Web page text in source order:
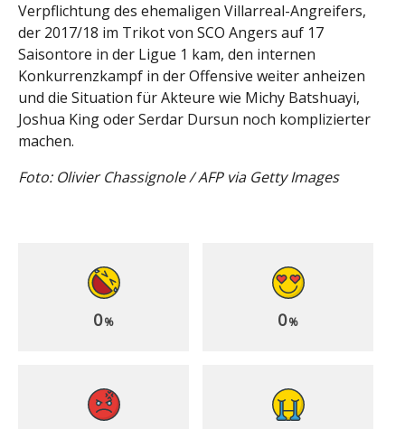
Verpflichtung des ehemaligen Villarreal-Angreifers,
der 2017/18 im Trikot von SCO Angers auf 17
Saisontore in der Ligue 1 kam, den internen
Konkurrenzkampf in der Offensive weiter anheizen
und die Situation für Akteure wie Michy Batshuayi,
Joshua King oder Serdar Dursun noch komplizierter
machen.
Foto: Olivier Chassignole / AFP via Getty Images
0% 0%